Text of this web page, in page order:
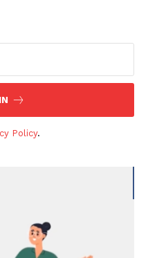
Policy.